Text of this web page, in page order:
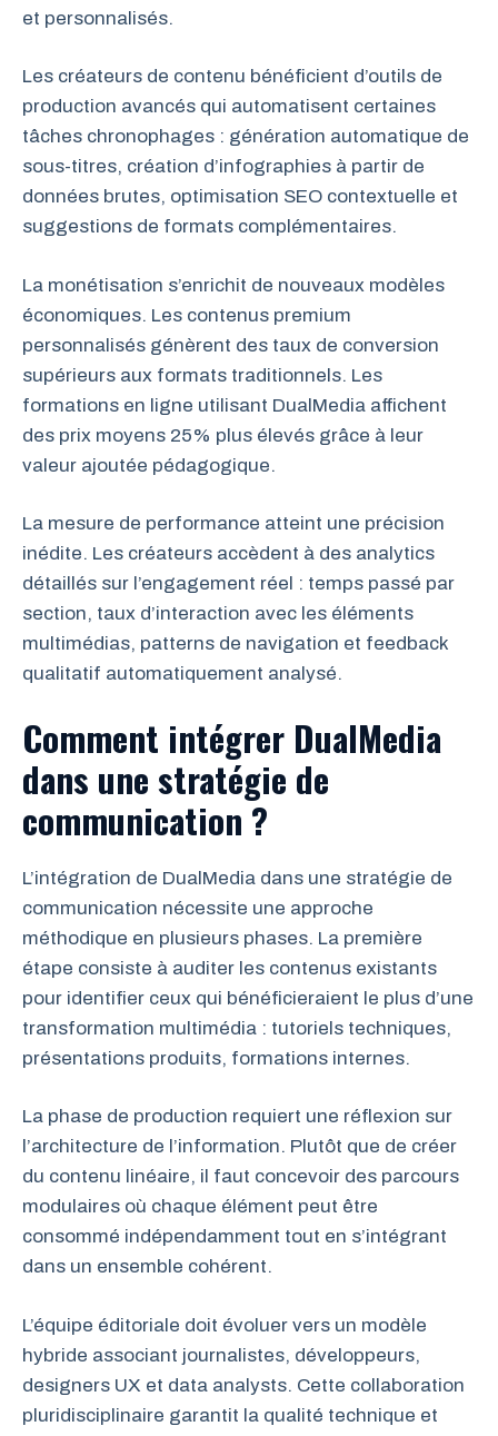
et personnalisés.
Les créateurs de contenu bénéficient d’outils de
production avancés qui automatisent certaines
tâches chronophages : génération automatique de
sous-titres, création d’infographies à partir de
données brutes, optimisation SEO contextuelle et
suggestions de formats complémentaires.
La monétisation s’enrichit de nouveaux modèles
économiques. Les contenus premium
personnalisés génèrent des taux de conversion
supérieurs aux formats traditionnels. Les
formations en ligne utilisant DualMedia affichent
des prix moyens 25% plus élevés grâce à leur
valeur ajoutée pédagogique.
La mesure de performance atteint une précision
inédite. Les créateurs accèdent à des analytics
détaillés sur l’engagement réel : temps passé par
section, taux d’interaction avec les éléments
multimédias, patterns de navigation et feedback
qualitatif automatiquement analysé.
Comment intégrer DualMedia
dans une stratégie de
communication ?
L’intégration de DualMedia dans une stratégie de
communication nécessite une approche
méthodique en plusieurs phases. La première
étape consiste à auditer les contenus existants
pour identifier ceux qui bénéficieraient le plus d’une
transformation multimédia : tutoriels techniques,
présentations produits, formations internes.
La phase de production requiert une réflexion sur
l’architecture de l’information. Plutôt que de créer
du contenu linéaire, il faut concevoir des parcours
modulaires où chaque élément peut être
consommé indépendamment tout en s’intégrant
dans un ensemble cohérent.
L’équipe éditoriale doit évoluer vers un modèle
hybride associant journalistes, développeurs,
designers UX et data analysts. Cette collaboration
pluridisciplinaire garantit la qualité technique et